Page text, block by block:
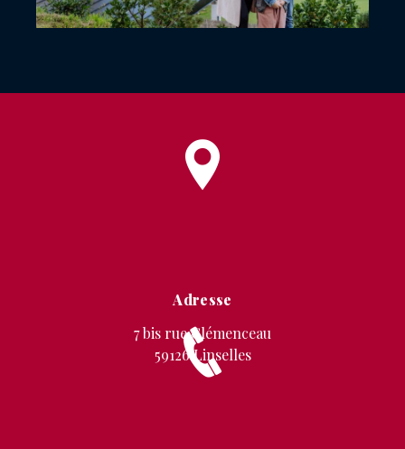
Adresse
7 bis rue Clémenceau
59126 Linselles